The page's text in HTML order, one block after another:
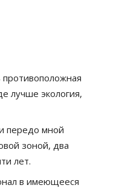
лучше экология,
передо мной
зоной, два
лет.
в имеющееся